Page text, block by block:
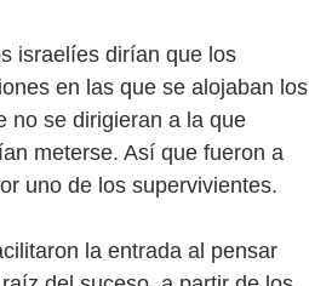
israelíes dirían que los
en las que se alojaban los
no se dirigieran a la que
meterse. Así que fueron a
uno de los supervivientes.
la entrada al pensar